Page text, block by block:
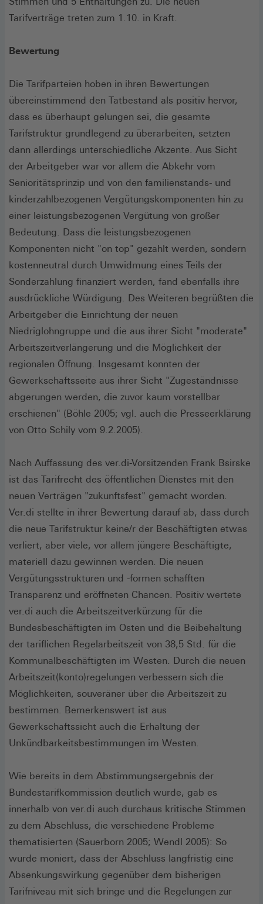
Tarifverträge treten zum 1.10. in Kraft.
Bewertung
Die Tarifparteien hoben in ihren Bewertungen
übereinstimmend den Tatbestand als positiv hervor,
dass es überhaupt gelungen sei, die gesamte
Tarifstruktur grundlegend zu überarbeiten, setzten
dann allerdings unterschiedliche Akzente. Aus Sicht
der Arbeitgeber war vor allem die Abkehr vom
Senioritätsprinzip und von den familienstands- und
kinderzahlbezogenen Vergütungskomponenten hin zu
einer leistungsbezogenen Vergütung von großer
Bedeutung. Dass die leistungsbezogenen
Komponenten nicht "on top" gezahlt werden, sondern
kostenneutral durch Umwidmung eines Teils der
Sonderzahlung finanziert werden, fand ebenfalls ihre
ausdrückliche Würdigung. Des Weiteren begrüßten die
Arbeitgeber die Einrichtung der neuen
Niedriglohngruppe und die aus ihrer Sicht "moderate"
Arbeitszeitverlängerung und die Möglichkeit der
regionalen Öffnung. Insgesamt konnten der
Gewerkschaftsseite aus ihrer Sicht "Zugeständnisse
abgerungen werden, die zuvor kaum vorstellbar
erschienen" (Böhle 2005; vgl. auch die Presseerklärung
von Otto Schily vom 9.2.2005).
Nach Auffassung des ver.di-Vorsitzenden Frank Bsirske
ist das Tarifrecht des öffentlichen Dienstes mit den
neuen Verträgen "zukunftsfest" gemacht worden.
Ver.di stellte in ihrer Bewertung darauf ab, dass durch
die neue Tarifstruktur keine/r der Beschäftigten etwas
verliert, aber viele, vor allem jüngere Beschäftigte,
materiell dazu gewinnen werden. Die neuen
Vergütungsstrukturen und -formen schafften
Transparenz und eröffneten Chancen. Positiv wertete
ver.di auch die Arbeitszeitverkürzung für die
Bundesbeschäftigten im Osten und die Beibehaltung
der tariflichen Regelarbeitszeit von 38,5 Std. für die
Kommunalbeschäftigten im Westen. Durch die neuen
Arbeitszeit(konto)regelungen verbessern sich die
Möglichkeiten, souveräner über die Arbeitszeit zu
bestimmen. Bemerkenswert ist aus
Gewerkschaftssicht auch die Erhaltung der
Unkündbarkeitsbestimmungen im Westen.
Wie bereits in dem Abstimmungsergebnis der
Bundestarifkommission deutlich wurde, gab es
innerhalb von ver.di auch durchaus kritische Stimmen
zu dem Abschluss, die verschiedene Probleme
thematisierten (Sauerborn 2005; Wendl 2005): So
wurde moniert, dass der Abschluss langfristig eine
Absenkungswirkung gegenüber dem bisherigen
Tarifniveau mit sich bringe und die Regelungen zur